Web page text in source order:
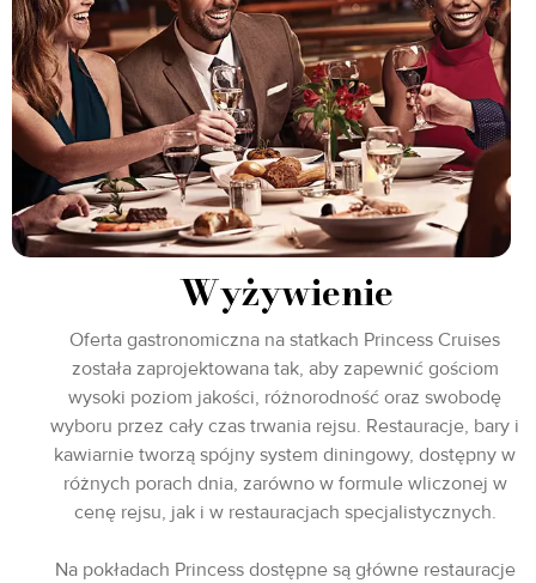
Wyżywienie
Oferta gastronomiczna na statkach Princess Cruises
została zaprojektowana tak, aby zapewnić gościom
wysoki poziom jakości, różnorodność oraz swobodę
wyboru przez cały czas trwania rejsu. Restauracje, bary i
kawiarnie tworzą spójny system diningowy, dostępny w
różnych porach dnia, zarówno w formule wliczonej w
cenę rejsu, jak i w restauracjach specjalistycznych.
Na pokładach Princess dostępne są główne restauracje